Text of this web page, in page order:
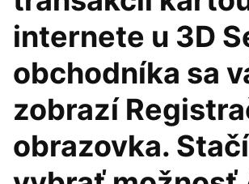
internete u 3D
obchodníka sa
zobrazí
obrazovka.